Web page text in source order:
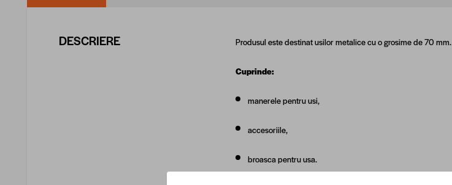
DESCRIERE Produsul este destinat usilor metalice cu o grosime de 70 mm.
Cuprinde:
manerele pentru usi,
accesoriile,
broasca pentru usa.